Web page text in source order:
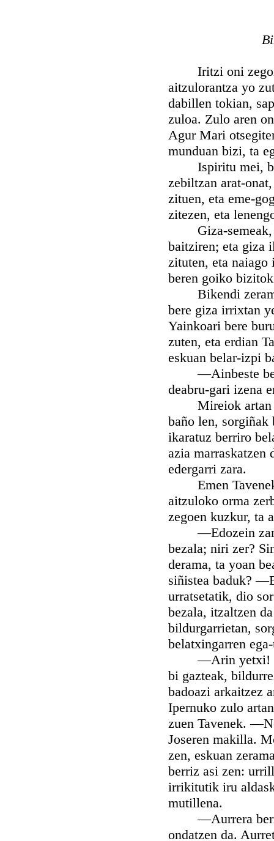
Iritzi oni
aitzulorantza yo
dabillen tokian,
zuloa. Zulo aren
Agur Mari
munduan bizi, ta
Ispiritu mei,
zebiltzan arat-
zituen, eta eme-
zitezen, eta
Giza-semeak,
baitziren; eta giza
zituten, eta
beren goiko
Bikendi
bere giza irrixtan
Yainkoari bere
zuten, eta erdian
eskuan belar-izpi
—Ainbeste bear
deabru-gari izena
Mireiok artan
baño len, sorgiñak
ikaratuz berriro
azia marraskatzen
edergarri zara.
Emen Tavenek
aitzuloko orma
zegoen kuzkur, ta
—Edozein
bezala; niri zer?
derama, ta yoan
siñistea baduk?
urratsetatik, dio
bezala, itzaltzen
bildurgarrietan,
belatxingarren
—Arin yetxi!
bi gazteak,
badoazi arkaitzez
Ipernuko zulo
zuen Tavenek.
Joseren makilla.
zen, eskuan
berriz asi zen:
irrikitutik iru
mutillena.
—Aurrera berriz!
ondatzen da.